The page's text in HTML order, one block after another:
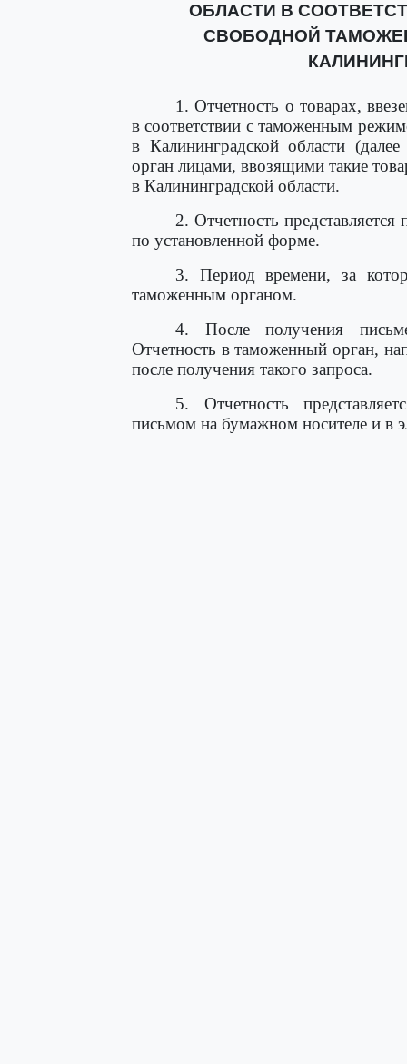
ОБЛАСТИ В
СВОБОДНОЙ
1. Отчетность о товарах,
в соответствии с таможенным
в Калининградской области
орган лицами, ввозящими такие
в Калининградской области.
2. Отчетность
по установленной форме.
3. Период времени, за
таможенным органом.
4. После получения
Отчетность в таможенный орган,
после получения такого запроса.
5. Отчетность
письмом на бумажном носителе и в